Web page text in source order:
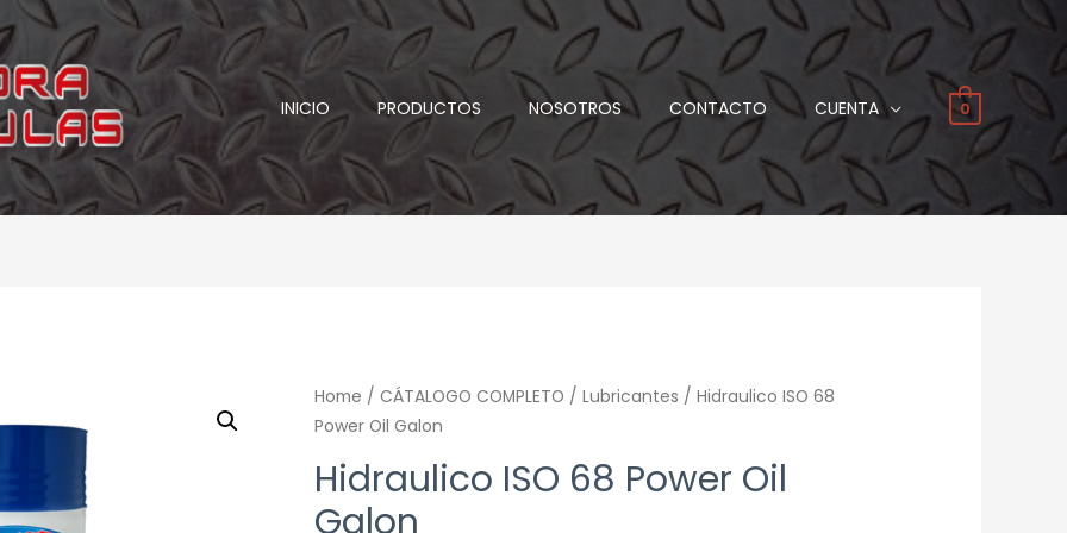
INICIO PRODUCTOS NOSOTROS CONTACTO CUENTA 0
Home / CÁTALOGO COMPLETO / Lubricantes / Hidraulico ISO 68
Power Oil Galon
Hidraulico ISO 68 Power Oil
Galon